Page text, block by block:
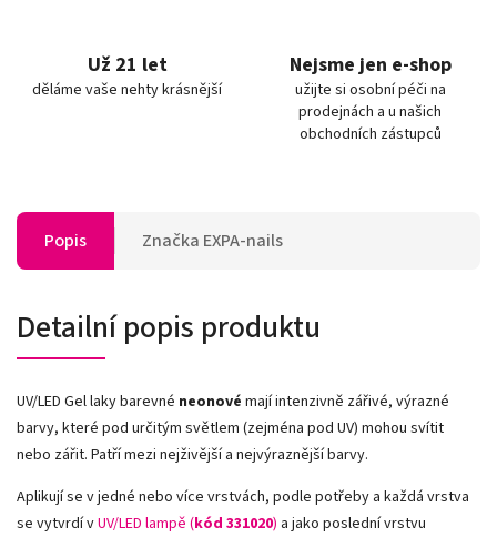
Už 21 let
děláme vaše nehty krásnější
Nejsme jen e-shop
užijte si osobní péči na
prodejnách a u našich
obchodních zástupců
Popis Značka EXPA-nails
Detailní popis produktu
UV/LED Gel laky barevné neonové mají intenzivně zářivé, výrazné
barvy, které pod určitým světlem (zejména pod UV) mohou svítit
nebo zářit. Patří mezi nejživější a nejvýraznější barvy.
Aplikují se v jedné nebo více vrstvách, podle potřeby a každá vrstva
se vytvrdí vUV/LED lampě (kód 331020) a jako poslední vrstvu